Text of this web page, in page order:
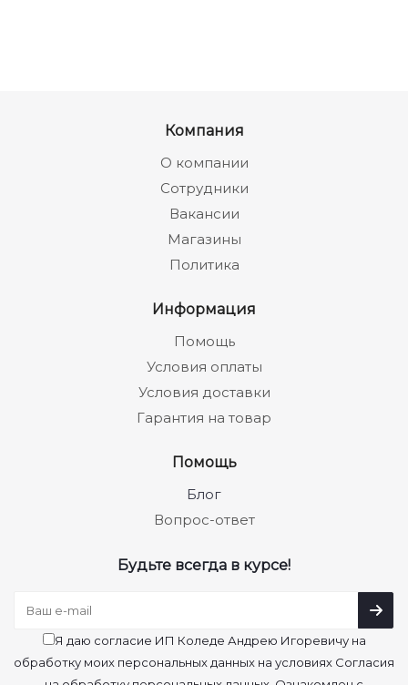
Компания
О компании
Сотрудники
Вакансии
Магазины
Политика
Информация
Помощь
Условия оплаты
Условия доставки
Гарантия на товар
Помощь
Блог
Вопрос-ответ
Будьте всегда в курсе!
Я даю согласие ИП Коледе Андрею Игоревичу на
обработку моих персональных данных на условиях Согласия